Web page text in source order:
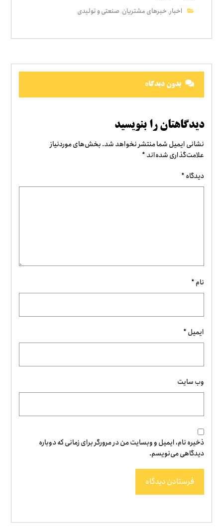
اخبار, خبرهای مشتریان,صنعتی و تولیدی
بدون دیدگاه
دیدگاهتان را بنویسید
نشانی ایمیل شما منتشر نخواهد شد.بخش‌های موردنیاز
علامت‌گذاری شده‌اند*
دیدگاه*
نام*
ایمیل*
وب‌ سایت
ذخیره نام، ایمیل و وبسایت من در مرورگر برای زمانی که دوباره
دیدگاهی می‌نویسم.
فرستادن دیدگاه